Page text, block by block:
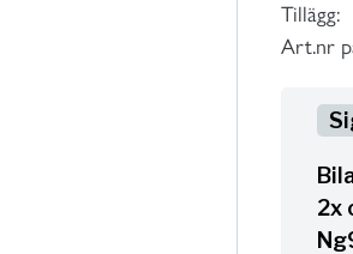
Tillägg:
Art.nr
2x